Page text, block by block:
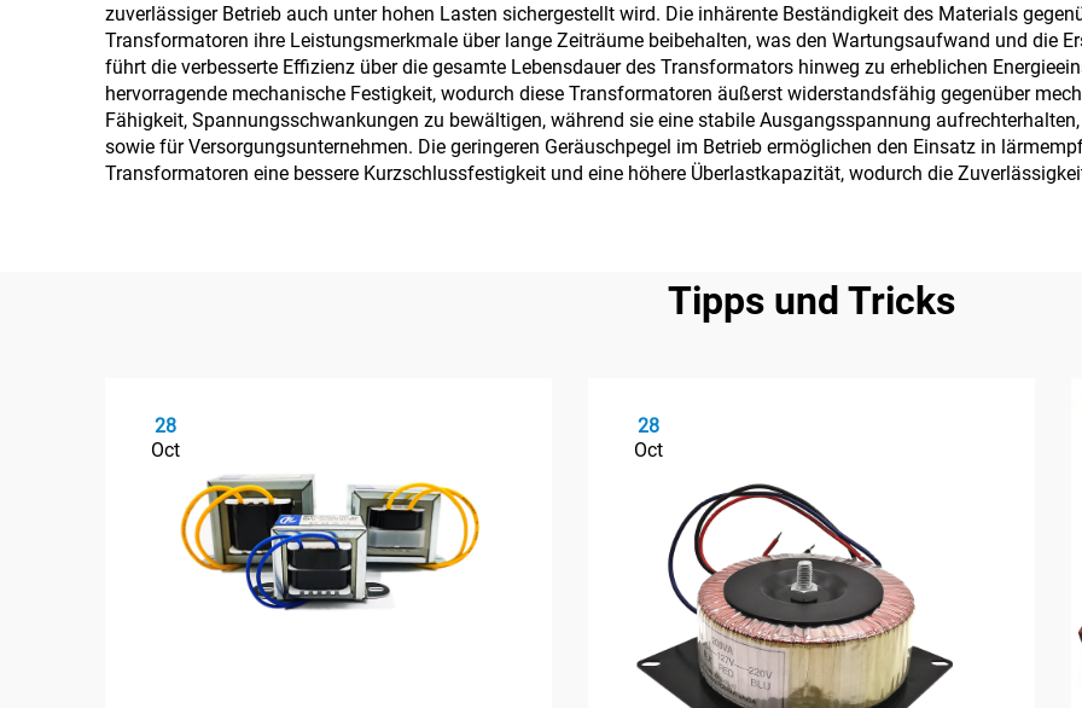
zuverlässiger Betrieb auch unter hohen Lasten sichergestellt wird. Die inhärente Beständigkeit des Materials
Transformatoren ihre Leistungsmerkmale über lange Zeiträume beibehalten, was den Wartungsaufwand und die
führt die verbesserte Effizienz über die gesamte Lebensdauer des Transformators hinweg zu erheblichen
hervorragende mechanische Festigkeit, wodurch diese Transformatoren äußerst widerstandsfähig gegenüber
Fähigkeit, Spannungsschwankungen zu bewältigen, während sie eine stabile Ausgangsspannung
sowie für Versorgungsunternehmen. Die geringeren Geräuschpegel im Betrieb ermöglichen den Einsatz in
Transformatoren eine bessere Kurzschlussfestigkeit und eine höhere Überlastkapazität, wodurch die
Tipps und Tricks
28
Oct
28
Oct